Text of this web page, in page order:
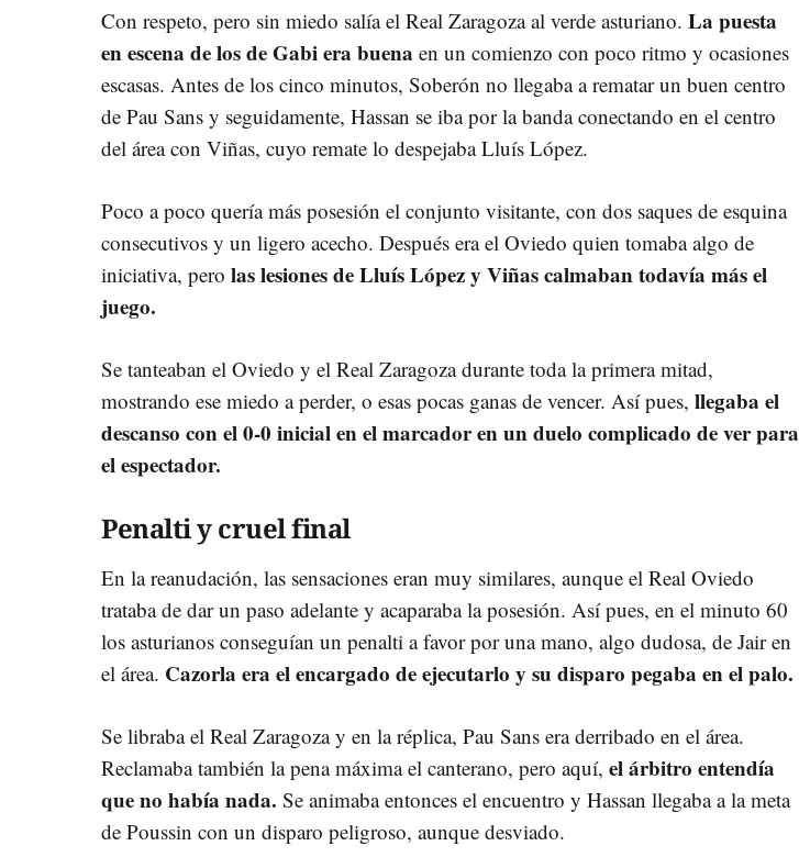
Con respeto, pero sin miedo salía el Real Zaragoza al verde asturiano. La puesta
en escena de los de Gabi era buena en un comienzo con poco ritmo y ocasiones
escasas. Antes de los cinco minutos, Soberón no llegaba a rematar un buen centro
de Pau Sans y seguidamente, Hassan se iba por la banda conectando en el centro
del área con Viñas, cuyo remate lo despejaba Lluís López.
Poco a poco quería más posesión el conjunto visitante, con dos saques de esquina
consecutivos y un ligero acecho. Después era el Oviedo quien tomaba algo de
iniciativa, pero las lesiones de Lluís López y Viñas calmaban todavía más el
juego.
Se tanteaban el Oviedo y el Real Zaragoza durante toda la primera mitad,
mostrando ese miedo a perder, o esas pocas ganas de vencer. Así pues, llegaba el
descanso con el 0-0 inicial en el marcador en un duelo complicado de ver para
el espectador.
Penalti y cruel final
En la reanudación, las sensaciones eran muy similares, aunque el Real Oviedo
trataba de dar un paso adelante y acaparaba la posesión. Así pues, en el minuto 60
los asturianos conseguían un penalti a favor por una mano, algo dudosa, de Jair en
el área. Cazorla era el encargado de ejecutarlo y su disparo pegaba en el palo.
Se libraba el Real Zaragoza y en la réplica, Pau Sans era derribado en el área.
Reclamaba también la pena máxima el canterano, pero aquí, el árbitro entendía
que no había nada. Se animaba entonces el encuentro y Hassan llegaba a la meta
de Poussin con un disparo peligroso, aunque desviado.